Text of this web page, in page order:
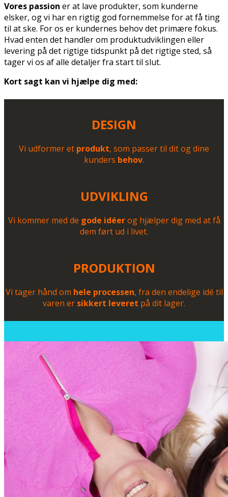
Vores passion er at lave produkter, som kunderne
elsker, og vi har en rigtig god fornemmelse for at få ting
til at ske. For os er kundernes behov det primære fokus.
Hvad enten det handler om produktudviklingen eller
levering på det rigtige tidspunkt på det rigtige sted, så
tager vi os af alle detaljer fra start til slut.
Kort sagt kan vi hjælpe dig med:
DESIGN
Vi udformer et produkt, som passer til dit og dine
kunders behov.
UDVIKLING
Vi kommer med de gode idéerog hjælper dig med at få
dem ført ud i livet.
PRODUKTION
Vi tager hånd om hele processen, fra den endelige idé til
varen er sikkert leveret på dit lager.